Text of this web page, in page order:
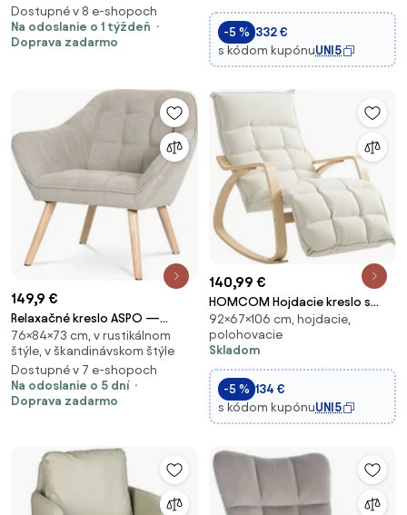
Dostupné v 8 e-shopoch
Na odoslanie o 1 týždeň
Doprava zadarmo
relaxačné kreslo s nosnosťo
-5 % 332 €
s kódom kupónuUNI5
149,9 €
Relaxačné kreslo ASPO —
masív, látka, sivohnedá
76×84×73 cm, v rustikálnom
štýle, v škandinávskom štýle
Dostupné v 7 e-shopoch
Na odoslanie o 5 dní
Doprava zadarmo
140,99 €
HOMCOM Hojdacie kreslo s
opierkou na chrbát,
nastaviteľný opierka nôh,
čalúnené kreslo s vzhľadom
ľanu, hojdacie kreslo, čítacie
kreslo do obývačky, s
92×67×106 cm, hojdacie,
polohovacie
Skladom
-5 % 134 €
s kódom kupónuUNI5